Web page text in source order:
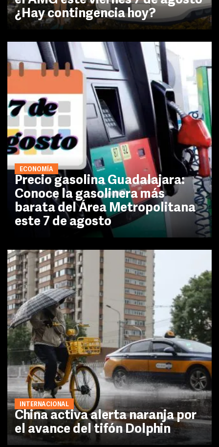
¿Hay contingencia hoy?
ECONOMÍA
Precio gasolina Guadalajara:
Conoce la gasolinera más
barata del Área Metropolitana
este 7 de agosto
INTERNACIONAL
China activa alerta naranja por
el avance del tifón Dolphin